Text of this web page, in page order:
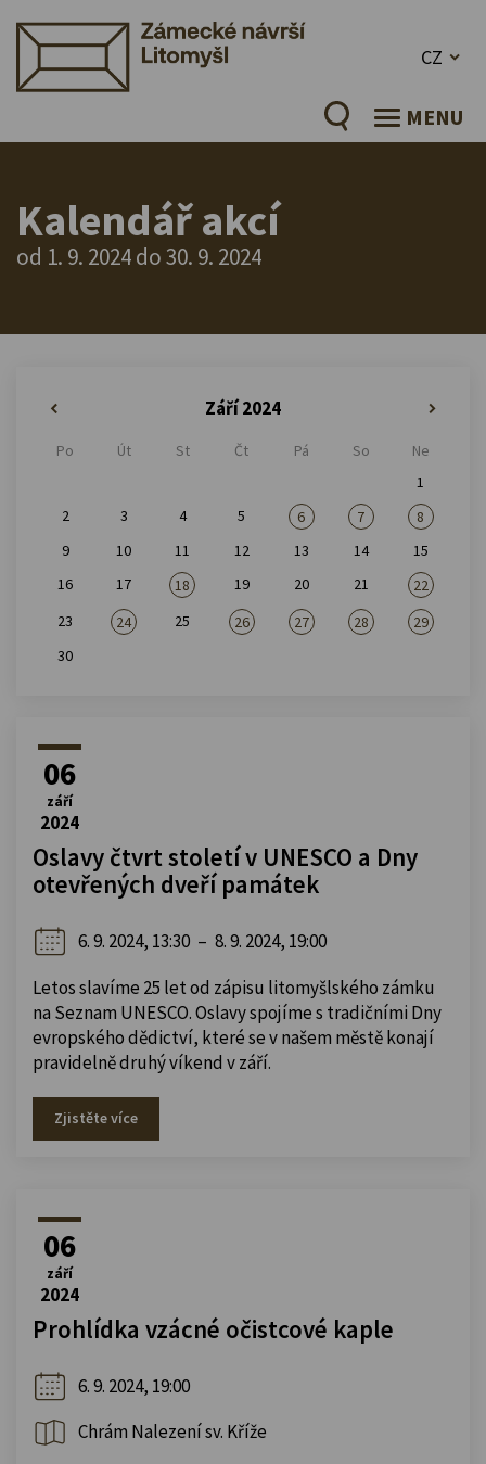
CZ
MENU
Kalendář akcí
od 1. 9. 2024 do 30. 9. 2024
Září 2024
Po Út St Čt Pá So
Ne
1
2
3 4 5 6 7
8
9
10 11 12 13 14
15
16
17 18 19 20 21
22
23
24 25 26 27 28
29
30
06
září
2024
Oslavy čtvrt století v UNESCO a Dny
otevřených dveří památek
6. 9. 2024, 13:30 – 8. 9. 2024, 19:00
Letos slavíme 25 let od zápisu litomyšlského zámku
na Seznam UNESCO. Oslavy spojíme s tradičními Dny
evropského dědictví, které se v našem městě konají
pravidelně druhý víkend v září.
Zjistěte více
06
září
2024
Prohlídka vzácné očistcové kaple
6. 9. 2024, 19:00
Chrám Nalezení sv. Kříže